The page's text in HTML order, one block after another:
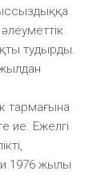
тудырды.
тармағына
ие. Ежелгі
1976 жылы